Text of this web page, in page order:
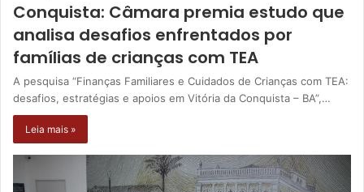
Conquista: Câmara premia estudo que
analisa desafios enfrentados por
famílias de crianças com TEA
A pesquisa “Finanças Familiares e Cuidados de Crianças com TEA:
desafios, estratégias e apoios em Vitória da Conquista – BA”,…
Leia mais »